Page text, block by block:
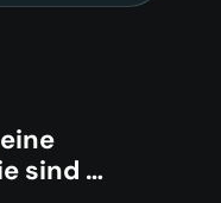
eine
sind …